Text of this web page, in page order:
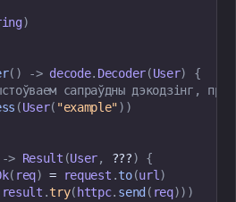
)
( ) -> decode. Decoder(User)
{
сапраўдны дэкодзінг,
(User( "example") )
-> Result (User, ???)
{
( req) = request .to(url )
result .try( httpc. send ( req)) )